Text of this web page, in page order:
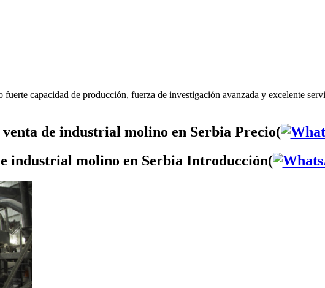
capacidad de producción, fuerza de investigación avanzada y excelente
de industrial molino en Serbia Precio(
industrial molino en Serbia Introducción(